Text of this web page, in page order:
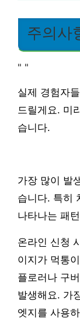
주의사
" "
실제 경험자
드릴게요. 미
습니다.
가장 많이 발
습니다. 특히
나타나는 패
온라인 신청
이지가 먹통
플로러나 구
발생해요. 가
엣지를 사용